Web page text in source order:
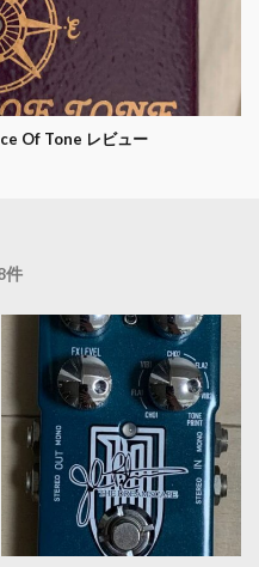
Of Tone レビュー
件